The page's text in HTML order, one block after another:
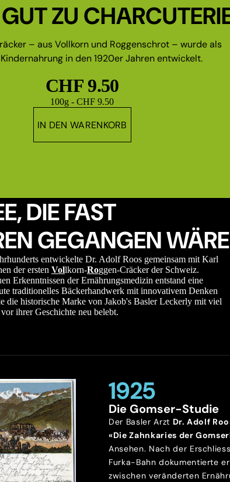
ZU
– aus Vollkorn und Roggenschrot – wurde als
in den 1920er Jahren entwickelt.
CHF 9.50
Grundpreis
100g - CHF 9.50
IN DEN WARENKORB
DIE FAST
GEGANGEN WÄRE
entwickelte Dr. Adolf Roos gemeinsam mit Karl
der ersten Vollkorn-Roggen-Cräcker der Schweiz.
Erkenntnissen der Ernährungsmedizin entstand eine
traditionelles Bäckerhandwerk mit innovativem Denken
die historische Marke von Jakob's Basler Leckerly mit viel
ihrer Geschichte neu belebt.
1925
Die Gomser-Studie
Der Basler Arzt Dr. Adolf
«Die Zahnkaries der
Ansehen. Nach der
Furka-Bahn dokumentierte
zwischen veränderten